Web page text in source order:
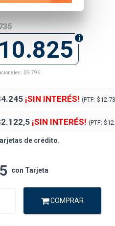
$9.796
¡SIN INTERÉS! (PTF:
¡SIN INTERÉS! (PTF:
de crédito
con Tarjeta
COMPRAR